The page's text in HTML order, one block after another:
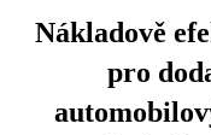
Nákladově
pro